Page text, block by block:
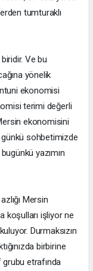
tumturaklı
Ve bu
yönelik
ekonomisi
terimi değerli
ekonomisini
günkü sohbetimizde
yazımın
Mersin
koşulları işliyor ne
Durmaksızın
birbirine
etrafında